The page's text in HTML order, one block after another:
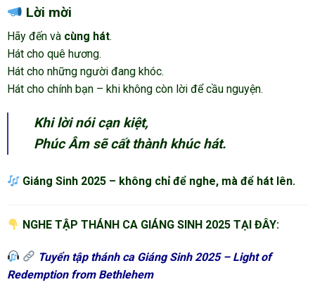
Lời mời
Hãy đến và cùng hát.
Hát cho quê hương.
Hát cho những người đang khóc.
Hát cho chính bạn – khi không còn lời để cầu nguyện.
Khi lời nói cạn kiệt,
Phúc Âm sẽ cất thành khúc hát.
Giáng Sinh 2025 – không chỉ để nghe, mà để hát lên.
NGHE TẬP THÁNH CA GIÁNG SINH 2025 TẠI ĐÂY:
Tuyển tập thánh ca Giáng Sinh 2025 – Light of
Redemption from Bethlehem